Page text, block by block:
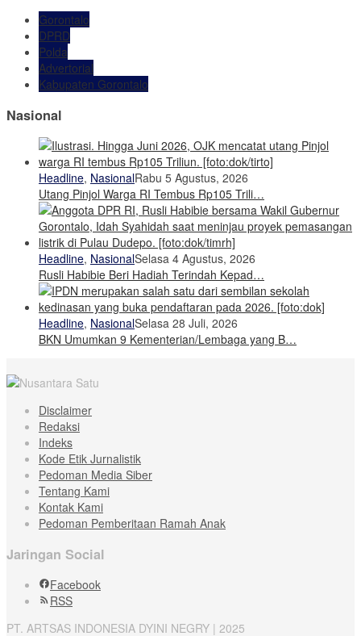
Gorontalo
DPRD
Polda
Advertorial
Kabupaten Gorontalo
Nasional
Headline, NasionalRabu 5 Agustus, 2026
Utang Pinjol Warga RI Tembus Rp105 Trili…
Headline, NasionalSelasa 4 Agustus, 2026
Rusli Habibie Beri Hadiah Terindah Kepad…
Headline, NasionalSelasa 28 Juli, 2026
BKN Umumkan 9 Kementerian/Lembaga yang B…
Disclaimer
Redaksi
Indeks
Kode Etik Jurnalistik
Pedoman Media Siber
Tentang Kami
Kontak Kami
Pedoman Pemberitaan Ramah Anak
Jaringan Social
Facebook
RSS
PT. ARTSAS INDONESIA DYINI NEGRY | 2025